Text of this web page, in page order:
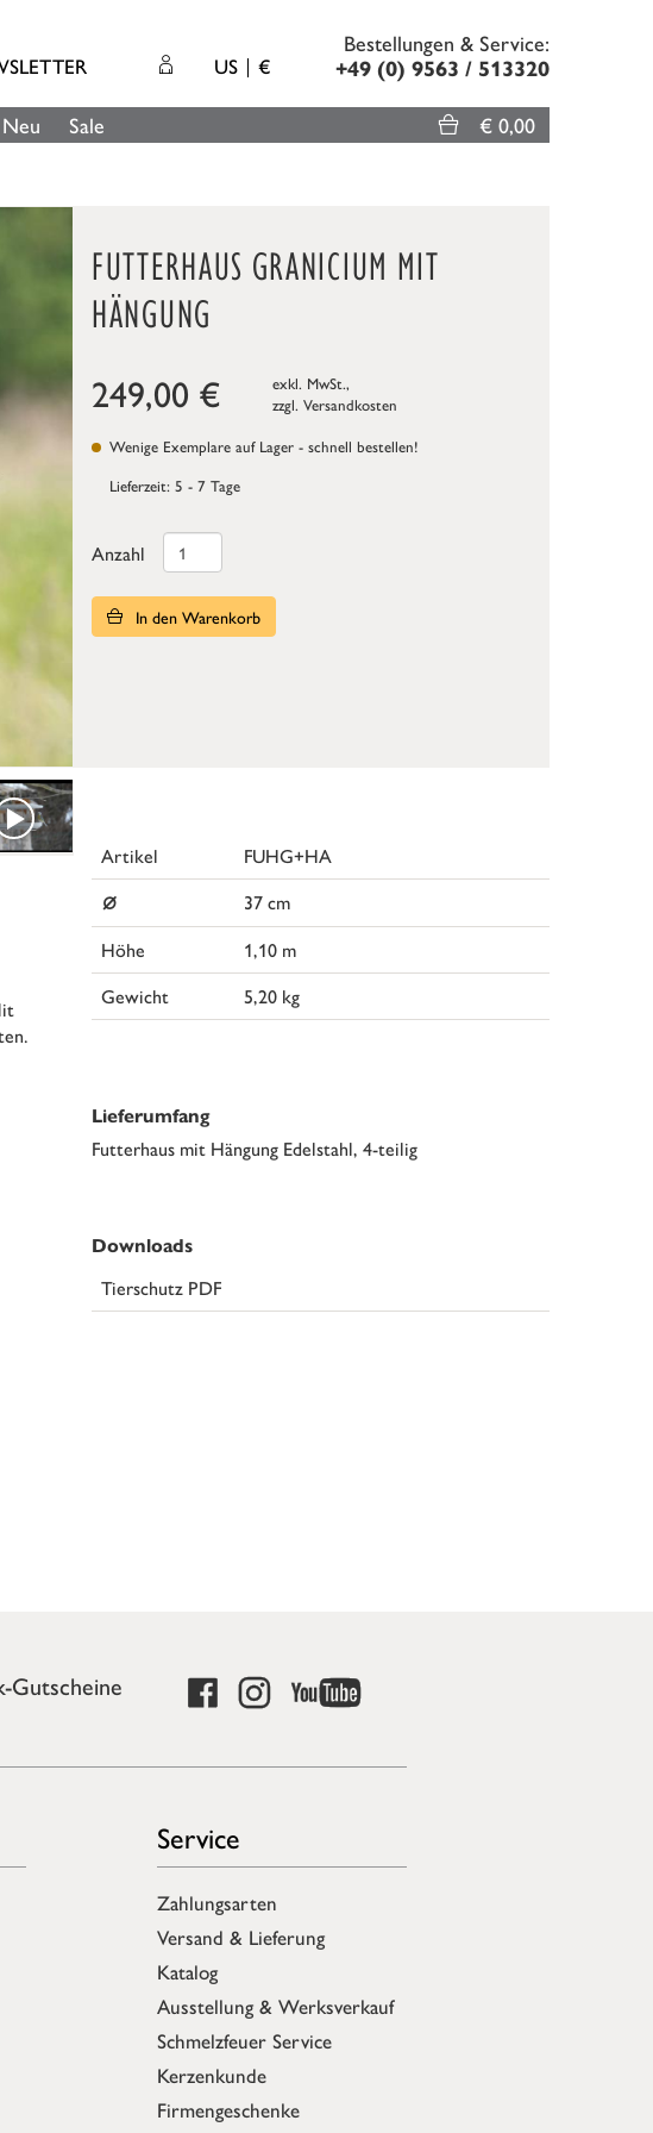
US €
Bestellungen & Service:
+49 (0) 9563 / 513320
Neu Sale € 0,00
FUTTERHAUS GRANICIUM MIT
HÄNGUNG
249,00 €
exkl. MwSt.,
zzgl. Versandkosten
Wenige Exemplare auf Lager - schnell bestellen!
Lieferzeit: 5 - 7 Tage
Anzahl
In den Warenkorb
Artikel FUHG+HA
⌀
37 cm
Höhe
1,10 m
Gewicht
5,20 kg
Lieferumfang
Futterhaus mit Hängung Edelstahl, 4-teilig
Downloads
Tierschutz PDF
Gutscheine
Service
Zahlungsarten
Versand & Lieferung
Katalog
Ausstellung & Werksverkauf
Schmelzfeuer Service
Kerzenkunde
Firmengeschenke